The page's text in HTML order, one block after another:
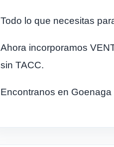
Todo lo que necesitas
Ahora incorporamos
sin TACC.
Encontranos en